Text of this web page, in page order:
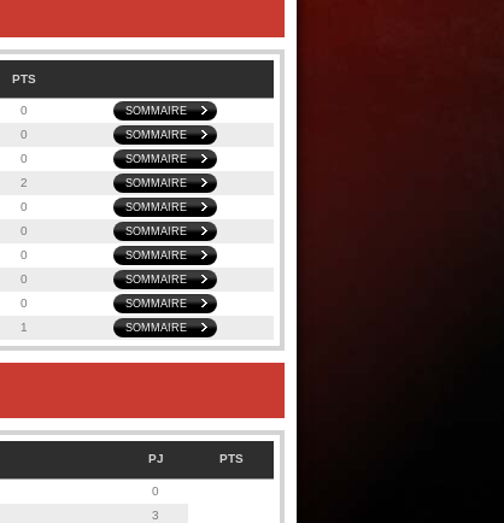
PTS
0 SOMMAIRE
0 SOMMAIRE
0 SOMMAIRE
2 SOMMAIRE
0 SOMMAIRE
0 SOMMAIRE
0 SOMMAIRE
0 SOMMAIRE
0 SOMMAIRE
1 SOMMAIRE
PJ PTS
0
3